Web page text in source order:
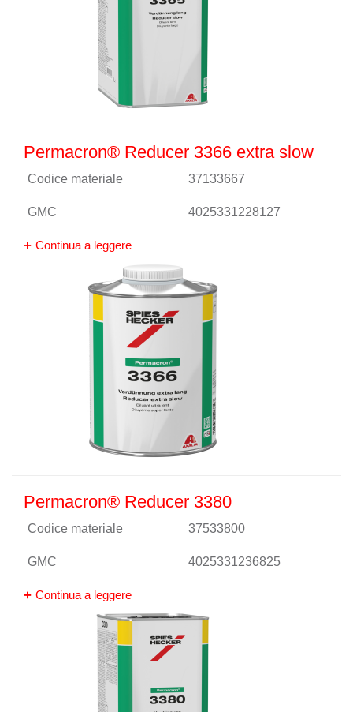
Permacron® Reducer 3366 extra slow
Codice materiale 37133667
GMC 4025331228127
Continua a leggere
Permacron® Reducer 3380
Codice materiale 37533800
GMC 4025331236825
Continua a leggere